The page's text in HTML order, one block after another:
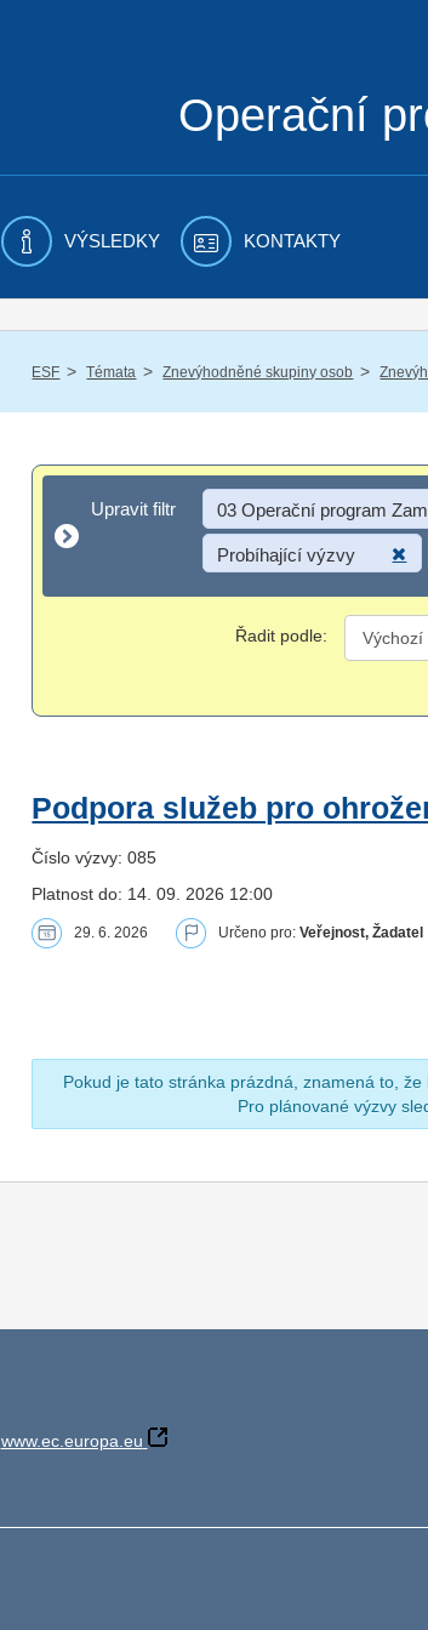
Operační
VÝSLEDKY KONTAKTY
ESF / Témata / Znevýhodněné skupiny osob /
Upravit filtr
Upravit filtr 03 Operační program
Probíhající výzvy
Řadit podle:
Podpora služeb pro
Číslo výzvy: 085
Platnost do: 14. 09. 2026 12:00
29. 6. 2026 Určeno pro:Veřejnost, Žadatel
Pokud je tato stránka prázdná, znamená to,
Pro plánované výzvy
www.ec.europa.eu